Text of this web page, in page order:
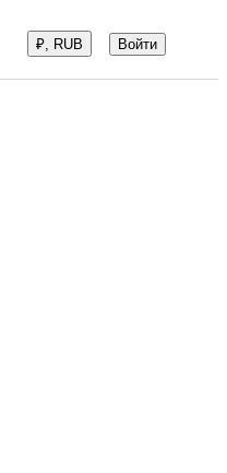
₽, RUB Войти